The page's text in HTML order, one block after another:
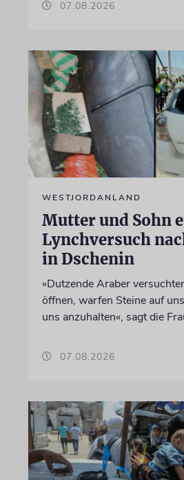
07.08.2026
WESTJORDANLAND
Mutter und Sohn
Lynchversuch
in Dschenin
»Dutzende Araber
öffnen, warfen Steine auf
uns anzuhalten«, sagt die
07.08.2026